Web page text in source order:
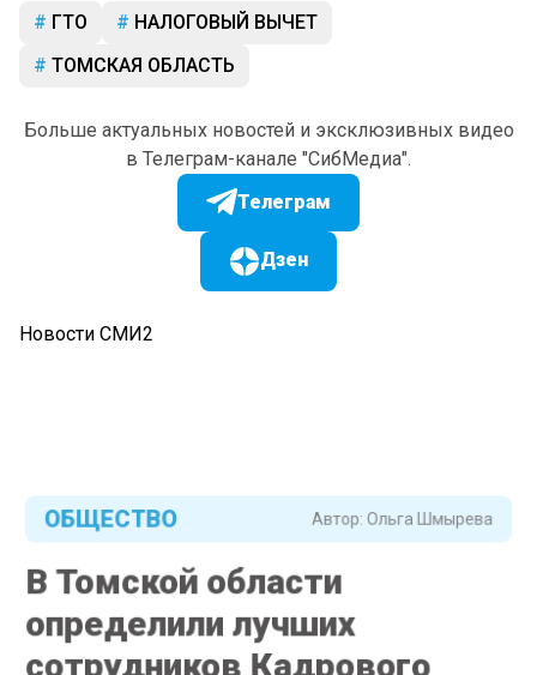
ГТО
НАЛОГОВЫЙ ВЫЧЕТ
ТОМСКАЯ ОБЛАСТЬ
Больше актуальных новостей и эксклюзивных видео
в Телеграм-канале "СибМедиа".
Телеграм
Дзен
Новости СМИ2
В Томской области
определили лучших
сотрудников Кадрового